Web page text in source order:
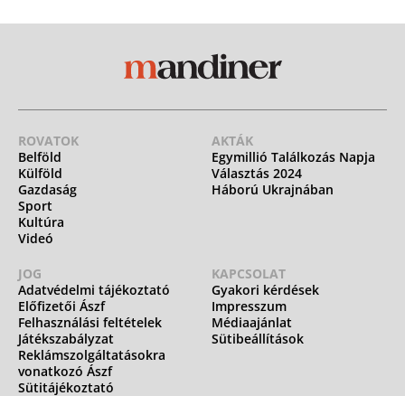
ROVATOK
Belföld
Külföld
Gazdaság
Sport
Kultúra
Videó
AKTÁK
Egymillió Találkozás Napja
Választás 2024
Háború Ukrajnában
JOG
Adatvédelmi tájékoztató
Előfizetői Ászf
Felhasználási feltételek
Játékszabályzat
Reklámszolgáltatásokra
vonatkozó Ászf
Sütitájékoztató
KAPCSOLAT
Gyakori kérdések
Impresszum
Médiaajánlat
Sütibeállítások